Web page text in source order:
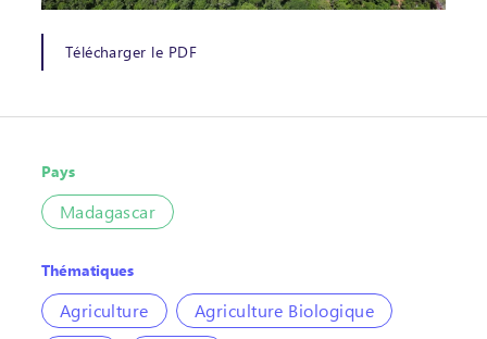
Télécharger le PDF
Pays
Madagascar
Thématiques
Agriculture
Agriculture Biologique